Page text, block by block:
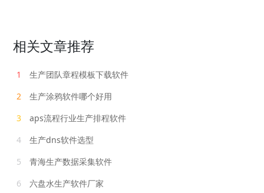
相关文章推荐
1
生产团队章程模板下载软件
2
生产涂鸦软件哪个好用
3
aps流程行业生产排程软件
4
生产dns软件选型
5
青海生产数据采集软件
6
六盘水生产软件厂家